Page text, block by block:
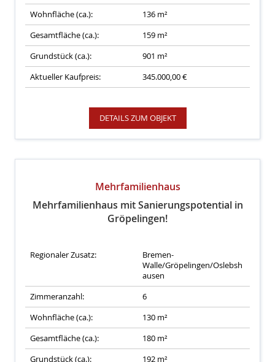
Wohnfläche (ca.):
136 m²
Gesamtfläche (ca.):
159 m²
Grundstück (ca.):
901 m²
Aktueller Kaufpreis:
345.000,00 €
DETAILS ZUM OBJEKT
Mehrfamilienhaus
Mehrfamilienhaus mit Sanierungspotential in
Gröpelingen!
Regionaler Zusatz:
Bremen-
Walle/Gröpelingen/Oslebsh
ausen
Zimmeranzahl:
6
Wohnfläche (ca.):
130 m²
Gesamtfläche (ca.):
180 m²
Grundstück (ca.):
192 m²